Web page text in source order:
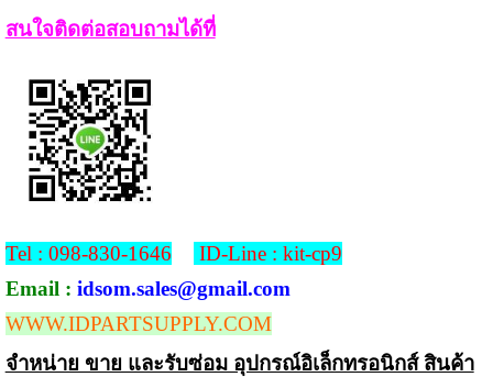
สนใจติดต่อสอบถามได้ที่
Tel : 098-830-1646
ID-Line : kit-cp9
Email : idsom.sales@gmail.com
WWW.IDPARTSUPPLY.COM
จำหน่าย ขาย และรับซ่อม อุปกรณ์อิเล็กทรอนิกส์ สินค้า